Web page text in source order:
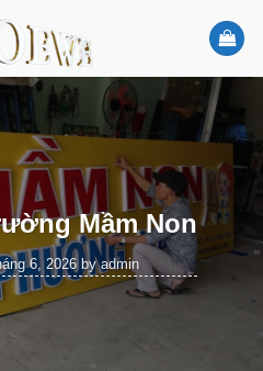
Mầm Non
6, 2026byadmin